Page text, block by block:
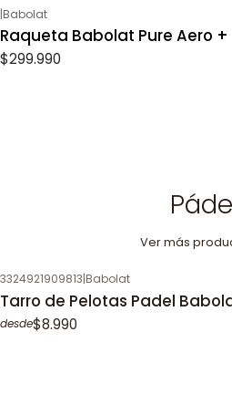
|Babolat
Raqueta Babolat Pure Aero +
$299.990
Ver más
3324921909813|Babolat
Tarro de Pelotas Padel
desde$8.990